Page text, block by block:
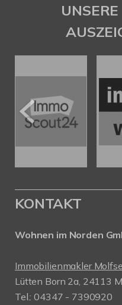
KONTAKT
Wohnen im Norden
Immobilienmakler
Lütten Born 2a, 24113
Tel.: 04347 - 7390920